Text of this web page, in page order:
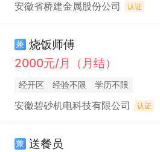
安徽省桥建金属股份公司 认证
兼 烧饭师傅
2000元/月（月结）
经开区 经验不限 学历不限
安徽碧砂机电科技有限公司 认证
兼 送餐员